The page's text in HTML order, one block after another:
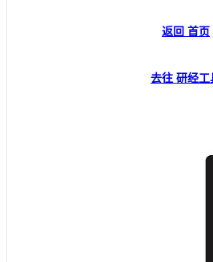
返回 首页
去往 研经工